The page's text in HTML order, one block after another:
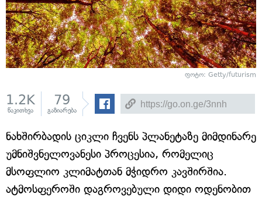
ფოტო: Getty/futurism
1.2K
წაკითხვა
79
გაზიარება
ნახშირბადის ციკლი ჩვენს პლანეტაზე მიმდინარე
უმნიშვნელოვანესი პროცესია, რომელიც
მსოფლიო კლიმატთან მჭიდრო კავშირშია.
ატმოსფეროში დაგროვებული დიდი ოდენობით